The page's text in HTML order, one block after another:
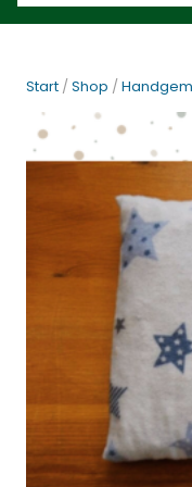
Start /Shop /